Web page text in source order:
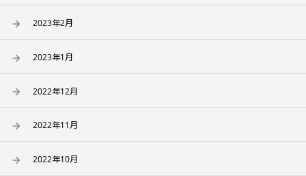
2023年2月
2023年1月
2022年12月
2022年11月
2022年10月